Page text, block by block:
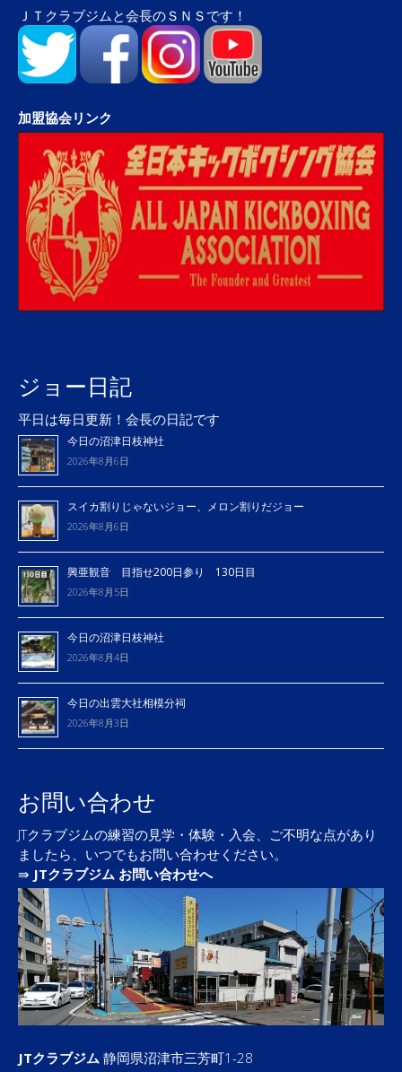
ＪＴクラブジムと会長のＳＮＳです！
加盟協会リンク
ジョー日記
平日は毎日更新！会長の日記です
今日の沼津日枝神社
2026年8月6日
スイカ割りじゃないジョー、メロン割りだジョー
2026年8月6日
興亜観音 目指せ200日参り 130日目
2026年8月5日
今日の沼津日枝神社
2026年8月4日
今日の出雲大社相模分祠
2026年8月3日
お問い合わせ
JTクラブジムの練習の見学・体験・入会、ご不明な点があり
ましたら、いつでもお問い合わせください。
⇛ JTクラブジム お問い合わせへ
JTクラブジム 静岡県沼津市三芳町1-28